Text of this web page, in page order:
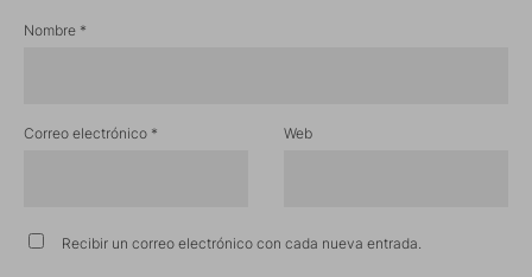
Nombre *
Correo electrónico * Web
Recibir un correo electrónico con cada nueva entrada.